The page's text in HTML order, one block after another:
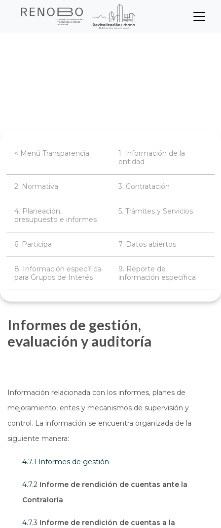
Sitio Web Empresa de
Transparencia
< Menú Transparencia
1. Información de la
entidad
2. Normativa 3. Contratación
4. Planeación,
presupuesto e informes
5. Trámites y Servicios
6. Participa 7. Datos abiertos
8. Información específica
para Grupos de Interés
9. Reporte de
información específica
Informes de gestión,
evaluación y auditoría
Información relacionada con los informes, planes de
mejoramiento, entes y mecanismos de supervisión y
control. La información se encuentra organizada de la
siguiente manera:
4.7.1 Informes de gestión
4.7.2 Informe de rendición de cuentas ante la
Contraloría
4.7.3 Informe de rendición de cuentas a la